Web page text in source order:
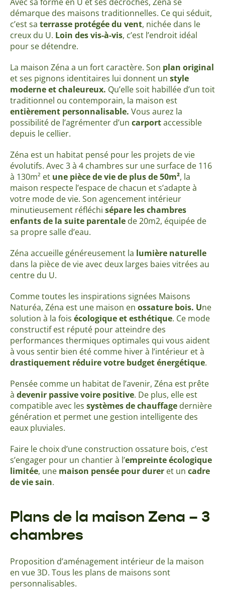
démarque des maisons traditionnelles. Ce qui séduit,
c’est sa terrasse protégée du vent, nichée dans le
creux du U. Loin des vis-à-vis, c’est l’endroit idéal
pour se détendre.
La maison Zéna a un fort caractère. Son plan original
et ses pignons identitaires lui donnent un style
moderne et chaleureux. Qu’elle soit habillée d’un toit
traditionnel ou contemporain, la maison est
entièrement personnalisable. Vous aurez la
possibilité de l’agrémenter d’un carportaccessible
depuis le cellier.
Zéna est un habitat pensé pour les projets de vie
évolutifs. Avec 3 à 4 chambres sur une surface de 116
à 130m² et une pièce de vie de plus de 50m², la
maison respecte l’espace de chacun et s’adapte à
votre mode de vie. Son agencement intérieur
minutieusement réfléchi sépare les chambres
enfants de la suite parentale de 20m2, équipée de
sa propre salle d’eau.
Zéna accueille généreusement la lumière naturelle
dans la pièce de vie avec deux larges baies vitrées au
centre du U.
Comme toutes les inspirations signées Maisons
Naturéa, Zéna est une maison en ossature bois. Une
solution à la fois écologique et esthétique. Ce mode
constructif est réputé pour atteindre des
performances thermiques optimales qui vous aident
à vous sentir bien été comme hiver à l’intérieur et à
drastiquement réduire votre budget énergétique.
Pensée comme un habitat de l’avenir, Zéna est prête
à devenir passivevoire positive. De plus, elle est
compatible avec les systèmes de chauffage dernière
génération et permet une gestion intelligente des
eaux pluviales.
Faire le choix d’une construction ossature bois, c’est
s’engager pour un chantier à l’empreinte écologique
limitée, une maison pensée pour durer et un cadre
de vie sain.
Plans de la maison Zena – 3
chambres
Proposition d’aménagement intérieur de la maison
en vue 3D. Tous les plans de maisons sont
personnalisables.